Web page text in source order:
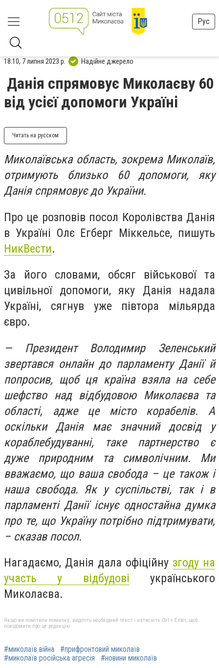
Рус
18:10, 7 липня 2023 р. Надійне джерело
Данія спрямовує Миколаєву 60
від усієї допомоги Україні
Читать на русском
Миколаївська область, зокрема Миколаїв,
отримують близько 60 допомоги, яку
Данія спрямовує до України.
Про це розповів посол Королівства Данія
в Україні Олє Егберг Міккельсе, пишуть
НикВести.
За його словами, обсяг військової та
цивільної допомоги, яку Данія надала
Україні, сягнув уже півтора мільярда
євро.
— Президент Володимир Зеленський
звертався онлайн до парламенту Данії й
попросив, щоб ця країна взяла на себе
шефство над відбудовою Миколаєва та
області, адже це місто корабелів. А
оскільки Данія має значний досвід у
кораблебудуванні, таке партнерство є
дуже природним та символічним. Ми
вважаємо, що ваша свобода – це також і
наша свобода. Як у суспільстві, так і в
парламенті Данії існує одностайна думка
про те, що Україну потрібно підтримувати,
– сказав посол.
Нагадаємо, Данія дала офіційну згоду на
участь у відбудові українського
Миколаєва.
Якщо ви помітили помилку, виділіть необхідний текст і натисніть Ctrl + Enter, щоб
повідомити про це редакцію
#миколаїв війна
#прифронтовий миколаїв
#миколаїв російська агресія
#новини миколаїв